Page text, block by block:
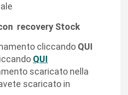
recovery Stock
cliccando QUI
QUI
scaricato nella
scaricato in